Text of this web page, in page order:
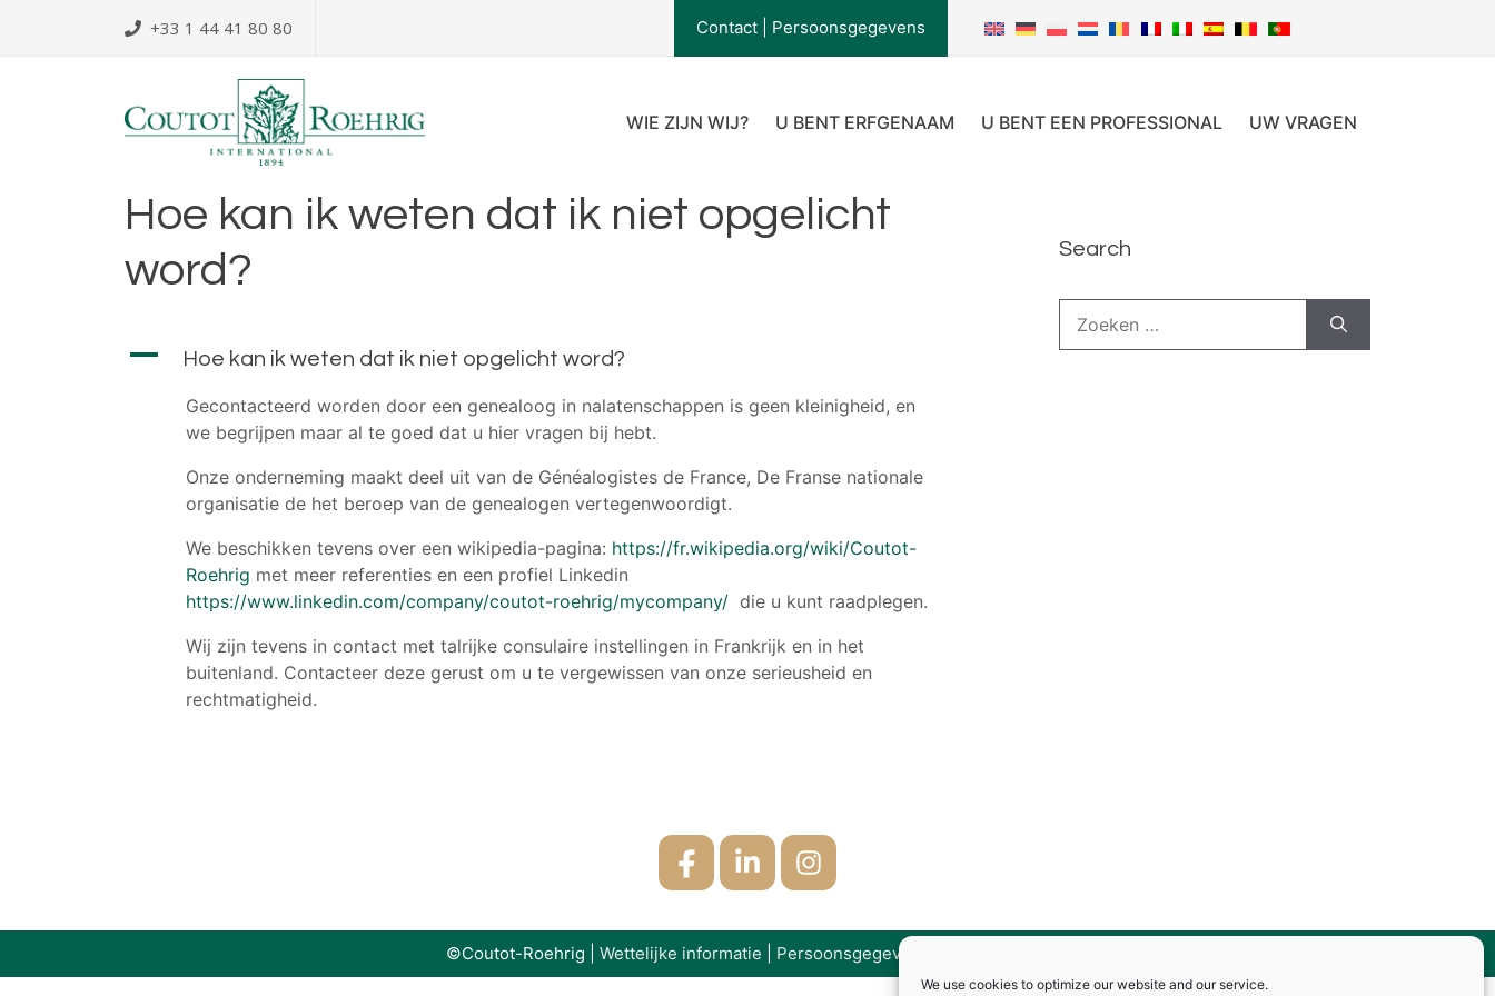
We use cookies to optimize our website and our service.
+33 1 44 41 80 80 Contact Persoonsgegevens
WIE ZIJN WIJ? U BENT ERFGENAAM U BENT EEN PROFESSIONAL UW VRAGEN
Hoe kan ik weten dat ik niet opgelicht
word?
A Hoe kan ik weten dat ik niet opgelicht word?
Gecontacteerd worden door een genealoog in nalatenschappen is geen kleinigheid, en
we begrijpen maar al te goed dat u hier vragen bij hebt.
Onze onderneming maakt deel uit van de Généalogistes de France, De Franse nationale
organisatie de het beroep van de genealogen vertegenwoordigt.
We beschikken tevens over een wikipedia-pagina: https://fr.wikipedia.org/wiki/Coutot-
Roehrig met meer referenties en een profiel Linkedin
https://www.linkedin.com/company/coutot-roehrig/mycompany/ die u kunt raadplegen.
Wij zijn tevens in contact met talrijke consulaire instellingen in Frankrijk en in het
buitenland. Contacteer deze gerust om u te vergewissen van onze serieusheid en
rechtmatigheid.
Search
naar:
©Coutot-Roehrig | Wettelijke informatie Persoonsgegevens